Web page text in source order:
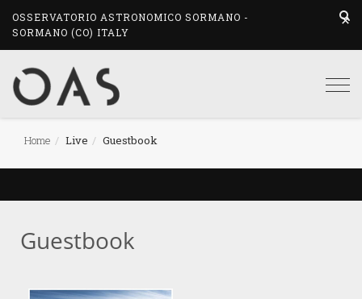
OSSERVATORIO ASTRONOMICO SORMANO -
SORMANO (CO) ITALY
Home Live Guestbook
Guestbook